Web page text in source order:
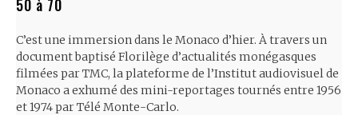
50 à 70
C’est une immersion dans le Monaco d’hier. À travers un
document baptisé Florilège d’actualités monégasques
filmées par TMC, la plateforme de l’Institut audiovisuel de
Monaco a exhumé des mini-reportages tournés entre 1956
et 1974 par Télé Monte-Carlo.